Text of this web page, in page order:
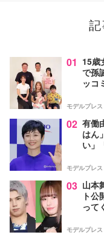
01 15歳
で孫
ッコ
モデルプレス
02 有働
はん
い」
モデルプレス
03 山本
ト
って
モデルプレス